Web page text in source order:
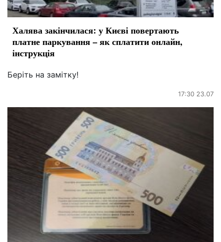
Халява закінчилася: у Києві повертають
платне паркування – як сплатити онлайн,
інструкція
Беріть на замітку!
17:30 23.07